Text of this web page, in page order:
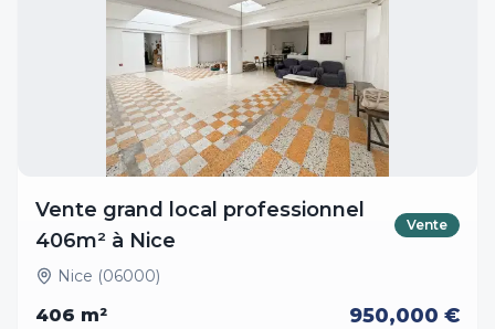
Vente grand local professionnel
406m² à Nice
Vente
Nice (06000)
406 m² 950,000 €